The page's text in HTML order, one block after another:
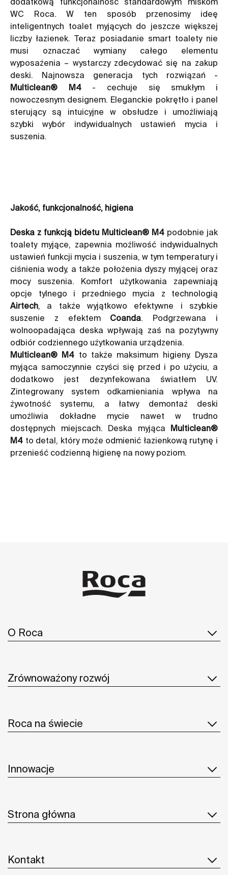
WC Roca. W ten sposób przenosimy ideę
inteligentnych toalet myjących do jeszcze większej
liczby łazienek. Teraz posiadanie smart toalety nie
musi oznaczać wymiany całego elementu
wyposażenia – wystarczy zdecydować się na zakup
deski. Najnowsza generacja tych rozwiązań -
Multiclean® M4- cechuje się smukłym i
nowoczesnym designem. Eleganckie pokrętło i panel
sterujący są intuicyjne w obsłudze i umożliwiają
szybki wybór indywidualnych ustawień mycia i
suszenia.
Jakość, funkcjonalność, higiena
Deska z funkcją bidetu Multiclean® M4 podobnie jak
toalety myjące, zapewnia możliwość indywidualnych
ustawień funkcji mycia i suszenia, w tym temperatury i
ciśnienia wody, a także położenia dyszy myjącej oraz
mocy suszenia. Komfort użytkowania zapewniają
opcje tylnego i przedniego mycia z technologią
Airtech , a także wyjątkowo efektywne i szybkie
suszenie z efektem Coanda . Podgrzewana i
wolnoopadająca deska wpływają zaś na pozytywny
odbiór codziennego użytkowania urządzenia.
Multiclean® M4 to także maksimum higieny. Dysza
myjąca samoczynnie czyści się przed i po użyciu, a
dodatkowo jest dezynfekowana światłem UV.
Zintegrowany system odkamieniania wpływa na
żywotność systemu, a łatwy demontaż deski
umożliwia dokładne mycie nawet w trudno
dostępnych miejscach. Deska myjąca Multiclean®
M4 to detal, który może odmienić łazienkową rutynę i
przenieść codzienną higienę na nowy poziom.
O Roca
Zrównoważony rozwój
Roca na świecie
Innowacje
Strona główna
Kontakt